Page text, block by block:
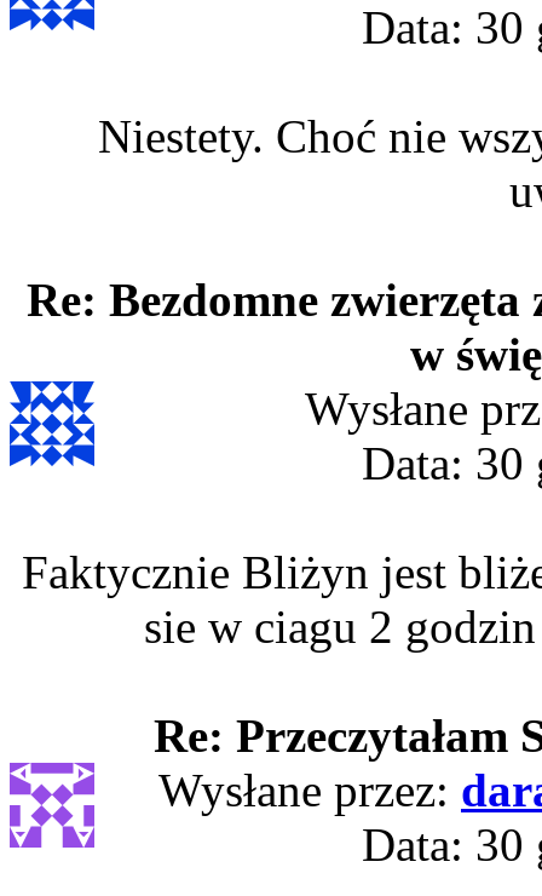
Data: 30
Niestety. Choć nie
Re: Bezdomne
w
Wysłane
Data: 30
Faktycznie Bliżyn jest
sie w ciagu 2
Re: Przeczytałam
Wysłane przez:
Data: 30